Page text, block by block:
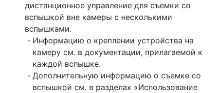
дистанционное управление для съемки со
вспышкой вне камеры с несколькими
вспышками.
Информацию о креплении устройства на
камеру см. в документации, прилагаемой к
каждой вспышке.
Дополнительную информацию о съемке со
вспышкой см. в разделах «Использование